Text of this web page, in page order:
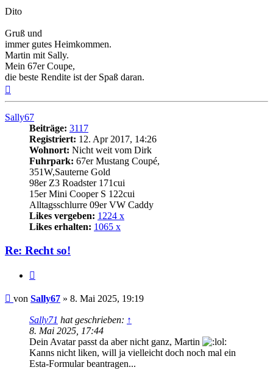
Dito
Gruß und
immer gutes Heimkommen.
Martin mit Sally.
Mein 67er Coupe,
die beste Rendite ist der Spaß daran.
Sally67
Beiträge: 3117
Registriert: 12. Apr 2017, 14:26
Wohnort: Nicht weit vom Dirk
Fuhrpark: 67er Mustang Coupé,
351W,Sauterne Gold
98er Z3 Roadster 171cui
15er Mini Cooper S 122cui
Alltagsschlurre 09er VW Caddy
Likes vergeben: 1224 x
Likes erhalten: 1065 x
Re: Recht so!
Beitrag
von Sally67 » 8. Mai 2025, 19:19
Sally71 hat geschrieben: ↑
8. Mai 2025, 17:44
Dein Avatar passt da aber nicht ganz, Martin
Kanns nicht liken, will ja vielleicht doch noch mal ein
Esta-Formular beantragen...